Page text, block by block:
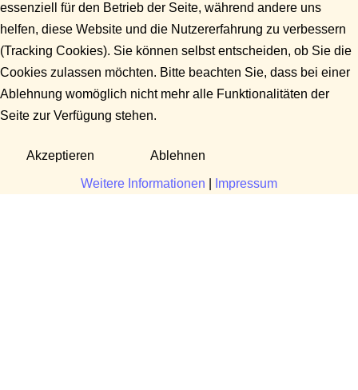
essenziell für den Betrieb der Seite, während andere uns
helfen, diese Website und die Nutzererfahrung zu verbessern
(Tracking Cookies). Sie können selbst entscheiden, ob Sie die
Cookies zulassen möchten. Bitte beachten Sie, dass bei einer
Ablehnung womöglich nicht mehr alle Funktionalitäten der
Seite zur Verfügung stehen.
Akzeptieren Ablehnen
Weitere Informationen Impressum